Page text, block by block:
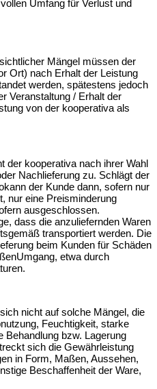
Umfang für Verlust und
Mängel müssen der
Ort) nach Erhalt der Leistung
werden, spätestens jedoch
Veranstaltung / Erhalt der
von der kooperativa als
der kooperativa nach ihrer Wahl
Nachlieferung zu. Schlägt der
kann der Kunde dann, sofern nur
nur eine Preisminderung
ausgeschlossen.
dass die anzuliefernden Waren
transportiert werden. Die
beim Kunden für Schäden
Umgang, etwa durch
nicht auf solche Mängel, die
Feuchtigkeit, starke
Behandlung bzw. Lagerung
sich die Gewährleistung
in Form, Maßen, Aussehen,
Beschaffenheit der Ware,